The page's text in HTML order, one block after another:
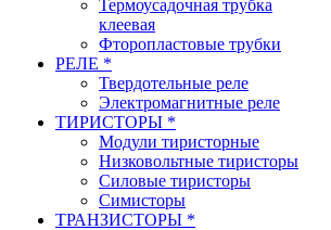
Термоусадочная трубка
клеевая
Фторопластовые трубки
РЕЛЕ *
Твердотельные реле
Электромагнитные реле
ТИРИСТОРЫ *
Модули тиристорные
Низковольтные тиристоры
Силовые тиристоры
Симисторы
ТРАНЗИСТОРЫ *